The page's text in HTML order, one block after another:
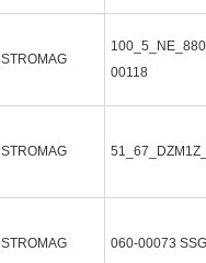
STROMAG
00118
STROMAG
STROMAG 060-00073